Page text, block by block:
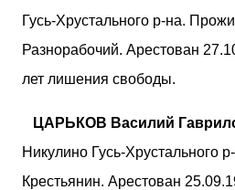
Гусь-Хрустального р-на.
Разнорабочий. Арестован
лет лишения свободы.
ЦАРЬКОВ Василий
Никулино Гусь-Хрустального
Крестьянин. Арестован